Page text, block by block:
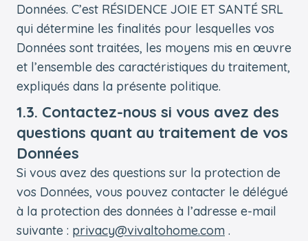
Données. C’est RÉSIDENCE JOIE ET SANTÉ SRL
qui détermine les finalités pour lesquelles vos
Données sont traitées, les moyens mis en œuvre
et l’ensemble des caractéristiques du traitement,
expliqués dans la présente politique.
1.3. Contactez-nous si vous avez des
questions quant au traitement de vos
Données
Si vous avez des questions sur la protection de
vos Données, vous pouvez contacter le délégué
à la protection des données à l’adresse e-mail
suivante : privacy@vivaltohome.com .